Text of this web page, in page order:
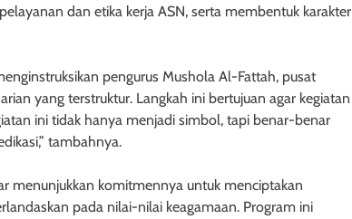
dan etika kerja ASN, serta membentuk karakter
pengurus Mushola Al-Fattah, pusat
yang terstruktur. Langkah ini bertujuan agar kegiatan
ini tidak hanya menjadi simbol, tapi benar-benar
tambahnya.
menunjukkan komitmennya untuk menciptakan
pada nilai-nilai keagamaan. Program ini